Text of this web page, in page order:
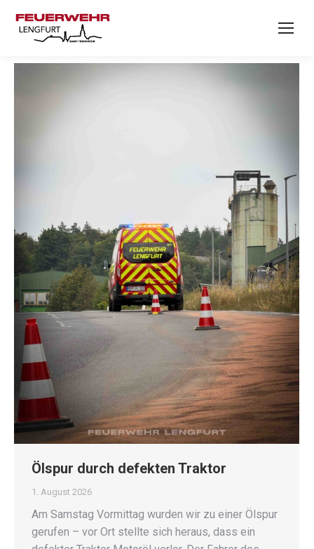
Ölspur durch defekten Traktor
1. August 2026
Am Samstag Vormittag wurden wir zu einer Ölspur
gerufen – vor Ort stellte sich heraus, dass ein